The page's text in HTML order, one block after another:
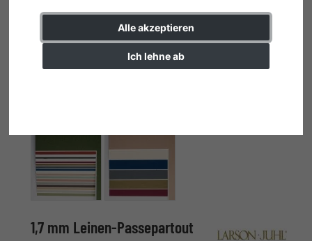
Alle akzeptieren
Ich lehne ab
1,7 mm Leinen-Passepartout